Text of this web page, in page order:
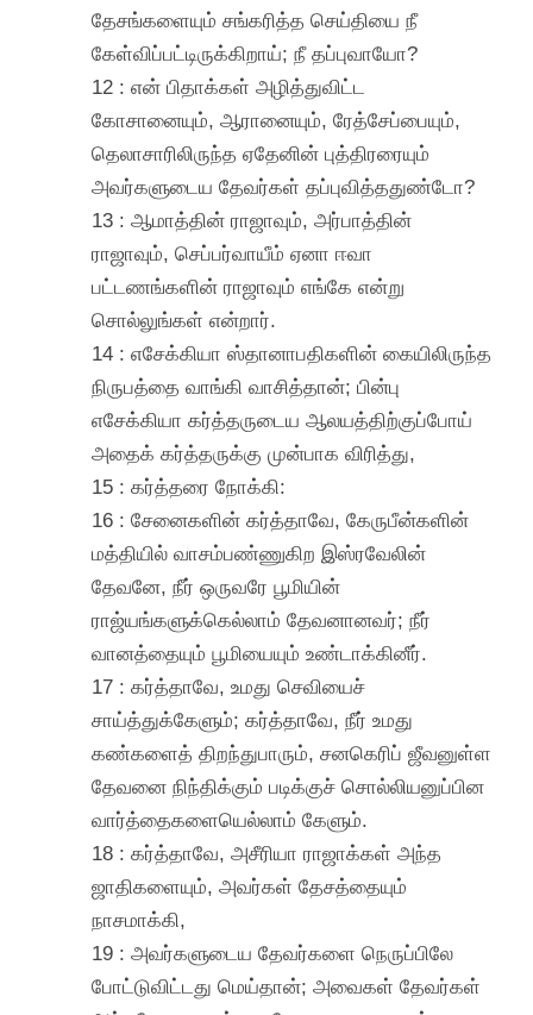
தேசங்களையும் சங்கரித்த செய்தியை நீ
கேள்விப்பட்டிருக்கிறாய்; நீ தப்புவாயோ?
12 : என் பிதாக்கள் அழித்துவிட்ட
கோசானையும், ஆரானையும், ரேத்சேப்பையும்,
தெலாசாரிலிருந்த ஏதேனின் புத்திரரையும்
அவர்களுடைய தேவர்கள் தப்புவித்ததுண்டோ?
13 : ஆமாத்தின் ராஜாவும், அர்பாத்தின்
ராஜாவும், செப்பர்வாயீம் ஏனா ஈவா
பட்டணங்களின் ராஜாவும் எங்கே என்று
சொல்லுங்கள் என்றார்.
14 : எசேக்கியா ஸ்தானாபதிகளின் கையிலிருந்த
நிருபத்தை வாங்கி வாசித்தான்; பின்பு
எசேக்கியா கர்த்தருடைய ஆலயத்திற்குப்போய்
அதைக் கர்த்தருக்கு முன்பாக விரித்து,
15 : கர்த்தரை நோக்கி:
16 : சேனைகளின் கர்த்தாவே, கேருபீன்களின்
மத்தியில் வாசம்பண்ணுகிற இஸ்ரவேலின்
தேவனே, நீர் ஒருவரே பூமியின்
ராஜ்யங்களுக்கெல்லாம் தேவனானவர்; நீர்
வானத்தையும் பூமியையும் உண்டாக்கினீர்.
17 : கர்த்தாவே, உமது செவியைச்
சாய்த்துக்கேளும்; கர்த்தாவே, நீர் உமது
கண்களைத் திறந்துபாரும், சனகெரிப் ஜீவனுள்ள
தேவனை நிந்திக்கும் படிக்குச் சொல்லியனுப்பின
வார்த்தைகளையெல்லாம் கேளும்.
18 : கர்த்தாவே, அசீரியா ராஜாக்கள் அந்த
ஜாதிகளையும், அவர்கள் தேசத்தையும்
நாசமாக்கி,
19 : அவர்களுடைய தேவர்களை நெருப்பிலே
போட்டுவிட்டது மெய்தான்; அவைகள் தேவர்கள்